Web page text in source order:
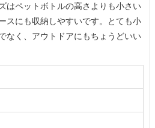
はペットボトルの高さよりも小さい
スにも収納しやすいです。とても小
なく、アウトドアにもちょうどいい